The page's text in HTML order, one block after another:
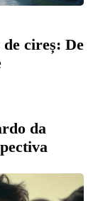
cireș: De
da